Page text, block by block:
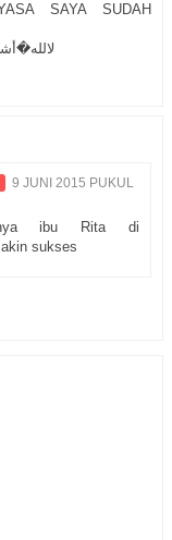
SAYA SUDAH
•
9 JUNI 2015 PUKUL
ibu Rita di
sukses